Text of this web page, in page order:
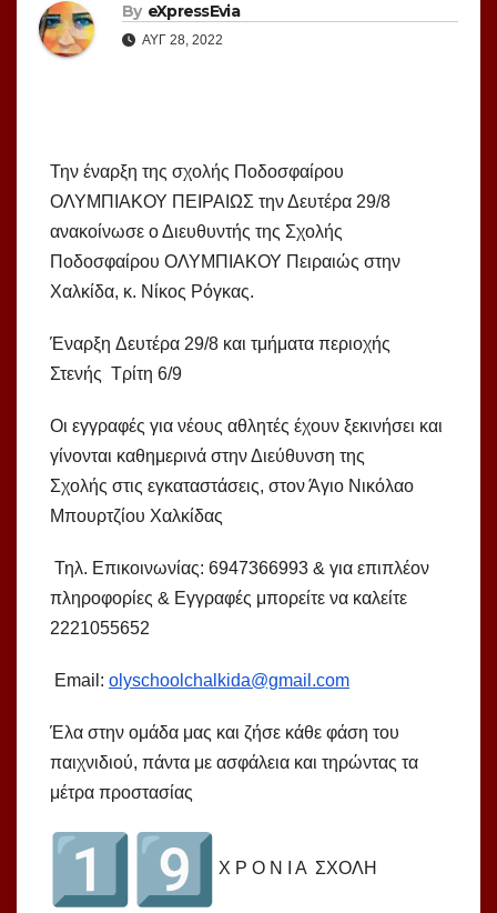
By eXpressEvia
ΑΥΓ 28, 2022
Την έναρξη της σχολής Ποδοσφαίρου
ΟΛΥΜΠΙΑΚΟΥ ΠΕΙΡΑΙΩΣ την Δευτέρα 29/8
ανακοίνωσε ο Διευθυντής της Σχολής
Ποδοσφαίρου ΟΛΥΜΠΙΑΚΟΥ Πειραιώς στην
Χαλκίδα, κ. Νίκος Ρόγκας.
Έναρξη Δευτέρα 29/8 και τμήματα περιοχής
Στενής Τρίτη 6/9
Οι εγγραφές για νέους αθλητές έχουν ξεκινήσει και
γίνονται καθημερινά στην Διεύθυνση της
Σχολής στις εγκαταστάσεις, στον Άγιο Νικόλαο
Μπουρτζίου Χαλκίδας
Τηλ. Επικοινωνίας: 6947366993 & για επιπλέον
πληροφορίες & Εγγραφές μπορείτε να καλείτε
2221055652
Email: olyschoolchalkida@gmail.com
Έλα στην ομάδα μας και ζήσε κάθε φάση του
παιχνιδιού, πάντα με ασφάλεια και τηρώντας τα
μέτρα προστασίας
Χ Ρ Ο Ν Ι Α ΣΧΟΛΗ